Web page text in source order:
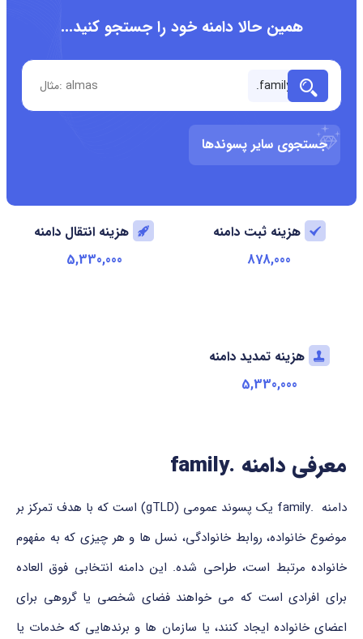
همین حالا دامنه خود را جستجو کنید...
جستجوی سایر پسوندها
هزینه ثبت دامنه
878,000
هزینه انتقال دامنه
5,330,000
هزینه تمدید دامنه
5,330,000
معرفی دامنه .family
دامنه .family یک پسوند عمومی (gTLD) است که با هدف تمرکز بر
موضوع خانواده، روابط خانوادگی، نسل ها و هر چیزی که به مفهوم
خانواده مرتبط است، طراحی شده. این دامنه انتخابی فوق العاده
برای افرادی است که می خواهند فضای شخصی یا گروهی برای
اعضای خانواده ایجاد کنند، یا سازمان ها و برندهایی که خدمات یا